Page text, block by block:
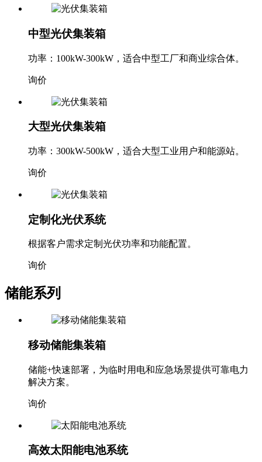
中型光伏集装箱
功率：100kW-300kW，适合中型工厂和商业综合体。
询价
大型光伏集装箱
功率：300kW-500kW，适合大型工业用户和能源站。
询价
定制化光伏系统
根据客户需求定制光伏功率和功能配置。
询价
储能系列
移动储能集装箱
储能+快速部署，为临时用电和应急场景提供可靠电力
解决方案。
询价
高效太阳能电池系统